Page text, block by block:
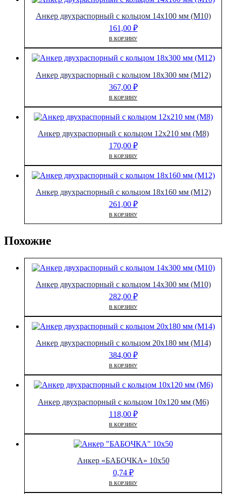
Анкер двухраспорный с кольцом 14х100 мм (М10)
161,00 ₽
В КОРЗИНУ
Анкер двухраспорный с кольцом 18х300 мм (М12)
367,00 ₽
В КОРЗИНУ
Анкер двухраспорный с кольцом 12х210 мм (М8)
170,00 ₽
В КОРЗИНУ
Анкер двухраспорный с кольцом 18х160 мм (М12)
261,00 ₽
В КОРЗИНУ
Похожие
Анкер двухраспорный с кольцом 14х300 мм (М10)
282,00 ₽
В КОРЗИНУ
Анкер двухраспорный с кольцом 20х180 мм (М14)
384,00 ₽
В КОРЗИНУ
Анкер двухраспорный с кольцом 10х120 мм (М6)
118,00 ₽
В КОРЗИНУ
Анкер «БАБОЧКА» 10х50
0,74 ₽
В КОРЗИНУ